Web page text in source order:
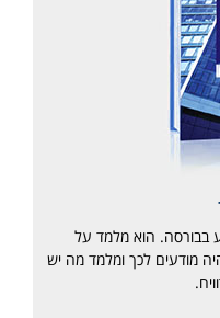
בבורסה. הוא מלמד על
מודעים לכך ומלמד מה יש